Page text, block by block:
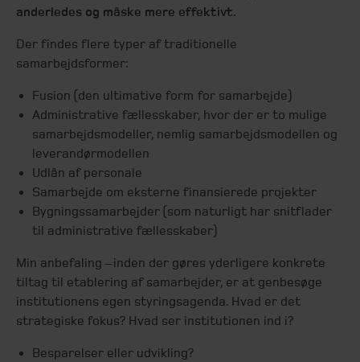
anderledes og måske mere effektivt.
Der findes flere typer af traditionelle
samarbejdsformer:
Fusion (den ultimative form for samarbejde)
Administrative fællesskaber, hvor der er to mulige
samarbejdsmodeller, nemlig samarbejdsmodellen og
leverandørmodellen
Udlån af personale
Samarbejde om eksterne finansierede projekter
Bygningssamarbejder (som naturligt har snitflader
til administrative fællesskaber)
Min anbefaling – inden der gøres yderligere konkrete
tiltag til etablering af samarbejder, er at genbesøge
institutionens egen styringsagenda. Hvad er det
strategiske fokus? Hvad ser institutionen ind i?
Besparelser eller udvikling?